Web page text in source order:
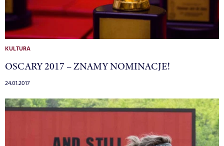
KULTURA
OSCARY 2017 – ZNAMY NOMINACJE!
24.01.2017